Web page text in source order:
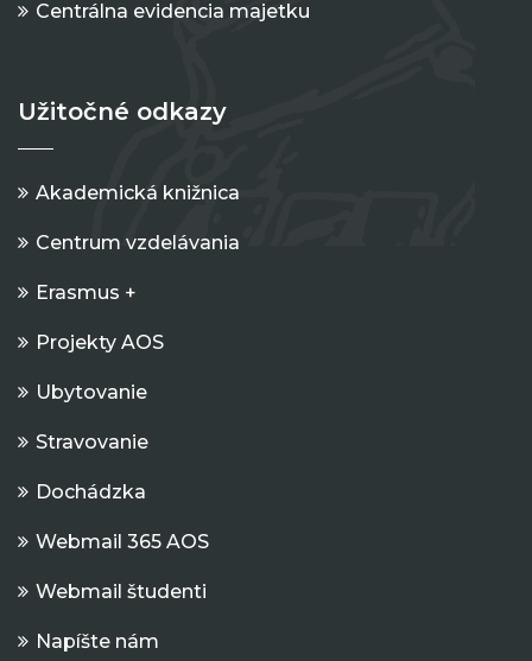
Centrálna evidencia majetku
Užitočné odkazy
Akademická knižnica
Centrum vzdelávania
Erasmus +
Projekty AOS
Ubytovanie
Stravovanie
Dochádzka
Webmail 365 AOS
Webmail študenti
Napíšte nám